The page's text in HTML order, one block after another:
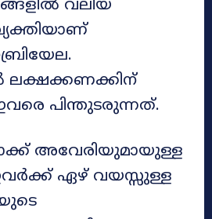
വലിയ
ലക്ഷക്കണക്കിന്
പിന്തുടരുന്നത്.
അവേരിയുമായുള്ള
ഏഴ് വയസ്സുള്ള